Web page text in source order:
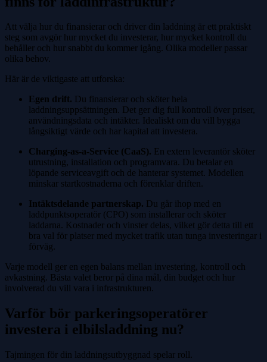
Att välja hur du finansierar och driver din laddning är ett praktiskt
steg som avgör hur mycket du investerar, hur mycket kontroll du
behåller och hur snabbt du kommer igång. Olika modeller passar
olika behov.
Här är de viktigaste att utforska:
Egen drift. Du finansierar och sköter hela
laddningsuppsättningen. Det ger dig full kontroll över priser,
användningsdata och intäkter. Idealiskt om du vill bygga
långsiktigt värde och har kapital att investera.
Charging-as-a-Service (CaaS). En extern leverantör sköter
utrustning, installation och programvara. Du betalar en
löpande serviceavgift och de hanterar systemet. Modellen
minskar startkostnaderna och förenklar driften.
Intäktsdelande partnerskap. Du går ihop med en
laddpunktsoperatör (CPO) som installerar och sköter
laddarna. Kostnader och vinster delas, vilket gör detta till ett
bra val för platser med mycket trafik utan tunga investeringar i
förväg.
Varje modell ger en egen balans mellan investering, kontroll och
avkastning. Bästa valet beror på dina mål, din budget och hur
involverad du vill vara i infrastrukturen.
Varför bör parkeringsoperatörer
investera i elbilsladdning nu?
Tajmingen för din laddningsutbyggnad spelar roll.